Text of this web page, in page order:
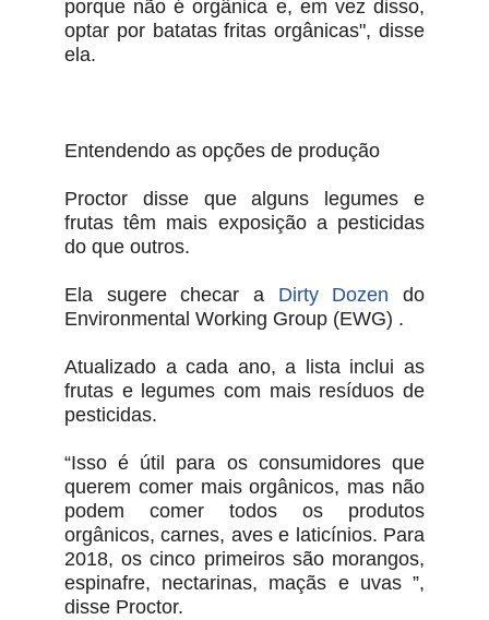
porque não é orgânica e, em vez disso,
optar por batatas fritas orgânicas", disse
ela.
Entendendo as opções de produção
Proctor disse que alguns legumes e
frutas têm mais exposição a pesticidas
do que outros.
Ela sugere checar a Dirty Dozen do
Environmental Working Group (EWG) .
Atualizado a cada ano, a lista inclui as
frutas e legumes com mais resíduos de
pesticidas.
“Isso é útil para os consumidores que
querem comer mais orgânicos, mas não
podem comer todos os produtos
orgânicos, carnes, aves e laticínios. Para
2018, os cinco primeiros são morangos,
espinafre, nectarinas, maçãs e uvas ”,
disse Proctor.